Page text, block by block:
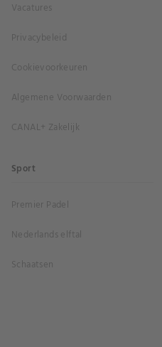
Vacatures
Privacybeleid
Cookievoorkeuren
Algemene Voorwaarden
CANAL+ Zakelijk
Sport
Premier Padel
Nederlands elftal
Schaatsen